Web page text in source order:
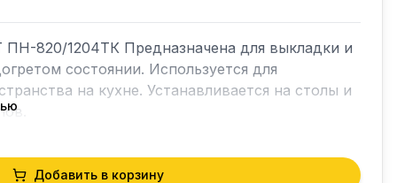
ПН-820/1204ТК Предназначена для выкладки и
состоянии. Используется для
на кухне. Устанавливается на столы и
Добавить в корзину